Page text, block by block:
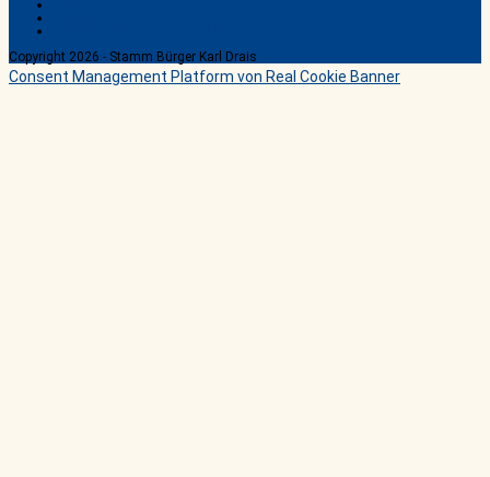
Copyright 2026 - Stamm Bürger Karl Drais
Consent Management Platform von Real Cookie Banner